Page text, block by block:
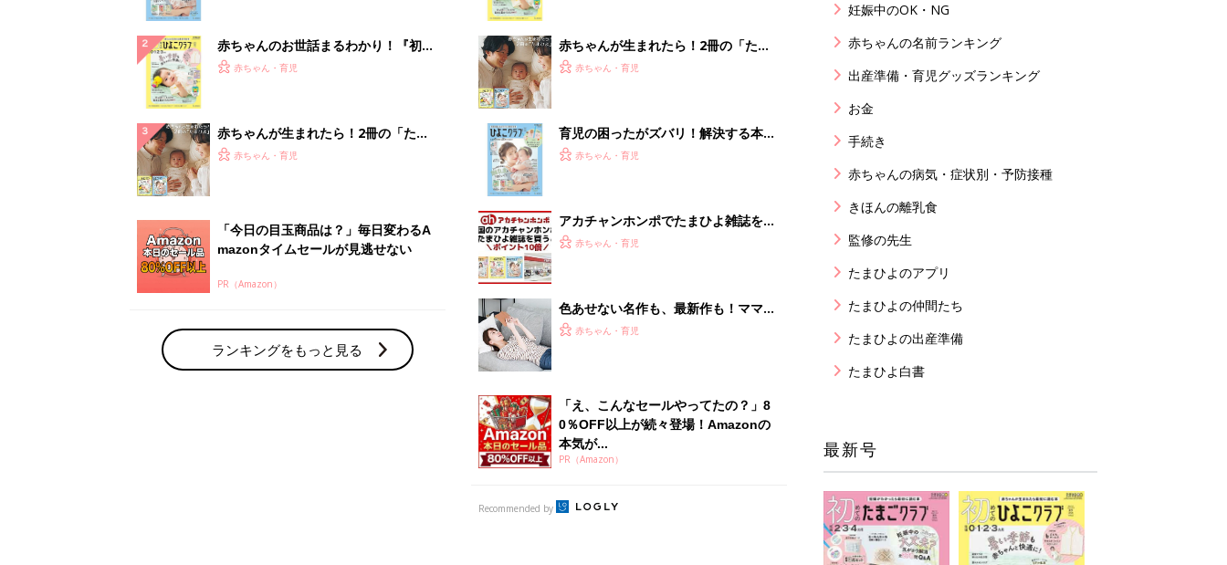
ランキングをもっと見る
0％OFF以上が続々登場！Amazonの
本気が...
PR（Amazon）
赤ちゃん・育児の人気テーマ
育児日記・マンガ
離乳食はいつから？進め方は？「たまひよ きほんの離
授乳の悩みや初めての離乳食作りに役立つ
子育てとお金
妊娠・出産・育児にかかる費用やもらえる補助
金・助成金を解説
妊娠中のOK・NG
赤ちゃんの名前ランキング
出産準備・育児グッズランキング
お金
手続き
赤ちゃんの病気・症状別・予防接種
きほんの離乳食
監修の先生
たまひよのアプリ
たまひよの仲間たち
たまひよの出産準備
たまひよ白書
最新号